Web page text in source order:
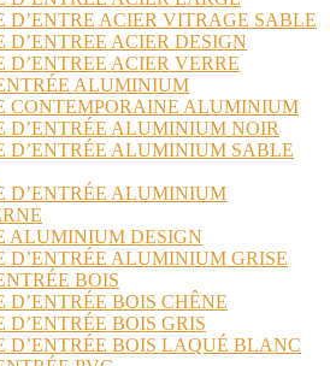
D’ENTRE ACIER VITRAGE SABLE
D’ENTREE ACIER DESIGN
D’ENTREE ACIER VERRE
ALUMINIUM
CONTEMPORAINE ALUMINIUM
D’ENTRÉE ALUMINIUM NOIR
D’ENTRÉE ALUMINIUM SABLE
D’ENTRÉE ALUMINIUM
ALUMINIUM DESIGN
D’ENTRÉE ALUMINIUM GRISE
BOIS
D’ENTRÉE BOIS CHÊNE
D’ENTRÉE BOIS GRIS
D’ENTRÉE BOIS LAQUÉ BLANC